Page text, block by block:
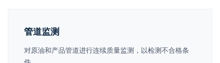
管道监测
对原油和产品管道进行连续质量监测，以检测不合格条